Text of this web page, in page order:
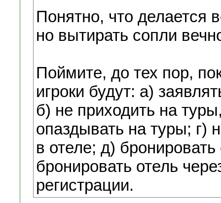
Понятно, что делается
но вытирать сопли
Поймите, до тех пор,
игроки будут: а)
б) не приходить на
опаздывать на туры; г)
в отеле; д)
бронировать отель
регистрации.